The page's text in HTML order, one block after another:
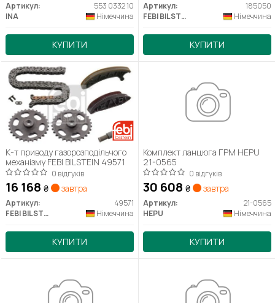
Артикул:
553 0332 10
INA
Німеччина
КУПИТИ
Артикул:
185050
FEBI BILSTEIN
Німеччина
КУПИТИ
К-т приводу газорозподільчого
механізму FEBI BILSTEIN 49571
0 відгуків
16 168 ₴ завтра
Артикул:
49571
FEBI BILSTEIN
Німеччина
КУПИТИ
Комплект ланцюга ГРМ HEPU
21-0565
0 відгуків
30 608 ₴ завтра
Артикул:
21-0565
HEPU
Німеччина
КУПИТИ